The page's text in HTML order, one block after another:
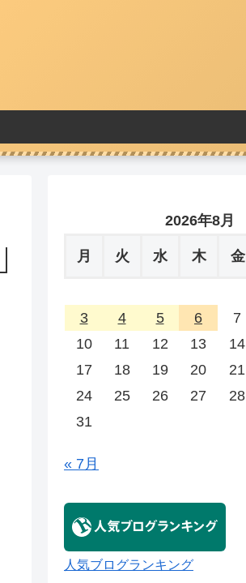
2026年8月
月 火 水 木 金
3
4 5 6 7
10
11 12 13 14
17
18 19 20 21
24
25 26 27 28
31
« 7月
人気ブログランキング